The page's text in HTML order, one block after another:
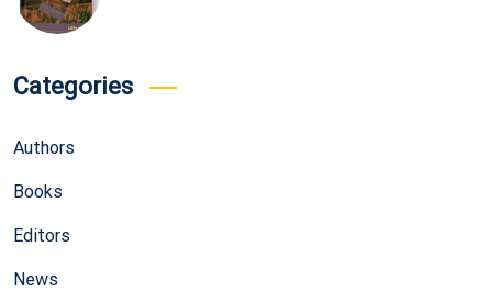
Categories
Authors
Books
Editors
News